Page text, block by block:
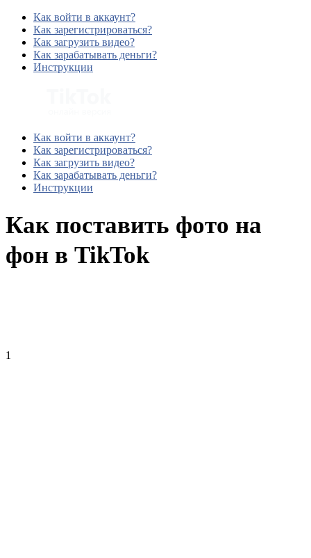
Как войти в аккаунт?
Как зарегистрироваться?
Как загрузить видео?
Как зарабатывать деньги?
Инструкции
Как войти в аккаунт?
Как зарегистрироваться?
Как загрузить видео?
Как зарабатывать деньги?
Инструкции
Как поставить фото на
фон в TikTok
1